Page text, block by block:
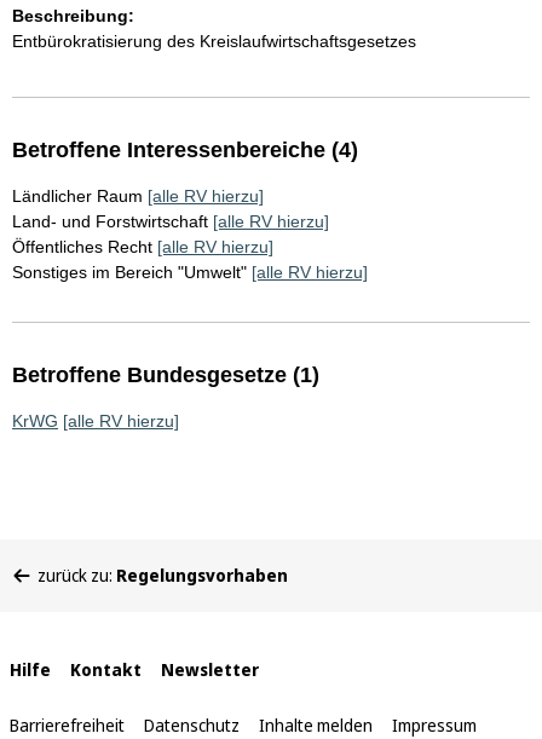
Beschreibung:
Entbürokratisierung des Kreislaufwirtschaftsgesetzes
Betroffene Interessenbereiche (4)
Ländlicher Raum [alle RV hierzu]
Land- und Forstwirtschaft [alle RV hierzu]
Öffentliches Recht [alle RV hierzu]
Sonstiges im Bereich "Umwelt" [alle RV hierzu]
Betroffene Bundesgesetze (1)
KrWG [alle RV hierzu]
befinden
zurück zu: Regelungsvorhaben
Interne
Links
Hilfe Kontakt Newsletter
Barrierefreiheit Datenschutz Inhalte melden Impressum